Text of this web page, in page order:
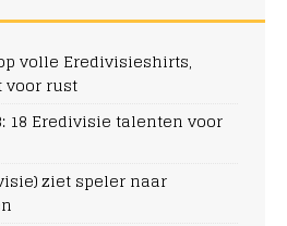
volle Eredivisieshirts,
rust
18 Eredivisie talenten voor
ziet speler naar